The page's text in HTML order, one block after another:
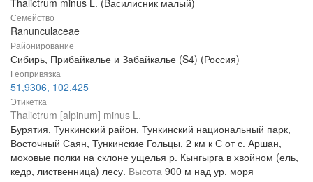
Thalictrum minus L. (Bасилисник малый)
Семейство
Ranunculaceae
Районирование
Сибирь, Прибайкалье и Забайкалье (S4) (Россия)
Геопривязка
51,9306, 102,425
Этикетка
Thalictrum [alpinum] minus L.
Бурятия, Тункинский район, Тункинский национальный парк,
Восточный Саян, Тункинские Гольцы, 2 км к С от с. Аршан,
моховые полки на склоне ущелья р. Кынгырга в хвойном (ель,
кедр, лиственница) лесу. Высота 900 м над ур. моря